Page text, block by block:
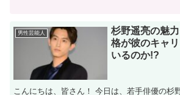
男性芸能人
杉野遥亮の魅
格が彼のキャ
いるのか!?
こんにちは、皆さん！ 今日は、若手俳優の杉